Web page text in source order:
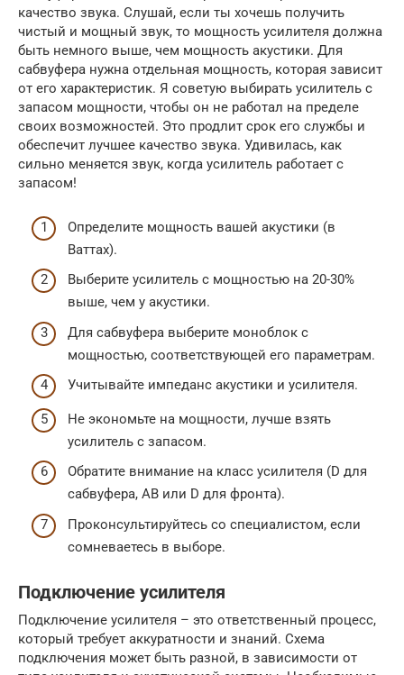
качество звука. Слушай, если ты хочешь получить
чистый и мощный звук, то мощность усилителя должна
быть немного выше, чем мощность акустики. Для
сабвуфера нужна отдельная мощность, которая зависит
от его характеристик. Я советую выбирать усилитель с
запасом мощности, чтобы он не работал на пределе
своих возможностей. Это продлит срок его службы и
обеспечит лучшее качество звука. Удивилась, как
сильно меняется звук, когда усилитель работает с
запасом!
Определите мощность вашей акустики (в
Ваттах).
Выберите усилитель с мощностью на 20-30%
выше, чем у акустики.
Для сабвуфера выберите моноблок с
мощностью, соответствующей его параметрам.
Учитывайте импеданс акустики и усилителя.
Не экономьте на мощности, лучше взять
усилитель с запасом.
Обратите внимание на класс усилителя (D для
сабвуфера, AB или D для фронта).
Проконсультируйтесь со специалистом, если
сомневаетесь в выборе.
Подключение усилителя
Подключение усилителя – это ответственный процесс,
который требует аккуратности и знаний. Схема
подключения может быть разной, в зависимости от